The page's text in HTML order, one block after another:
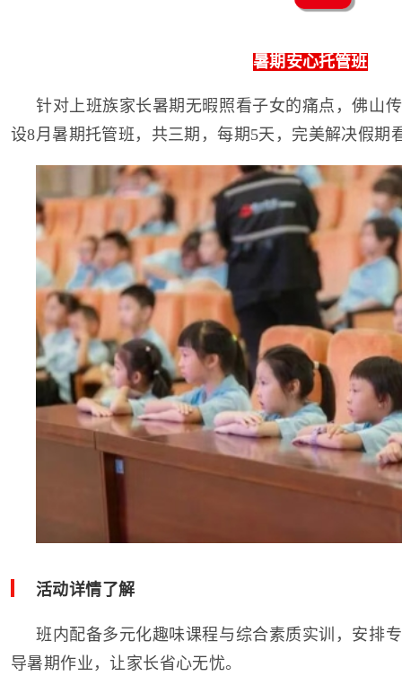
暑期安心托管班
针对上班族家长暑期无暇照看子女的痛点，佛山
设8月暑期托管班，共三期，每期5天，完美解决假期
活动详情了解
班内配备多元化趣味课程与综合素质实训，安排
导暑期作业，让家长省心无忧。